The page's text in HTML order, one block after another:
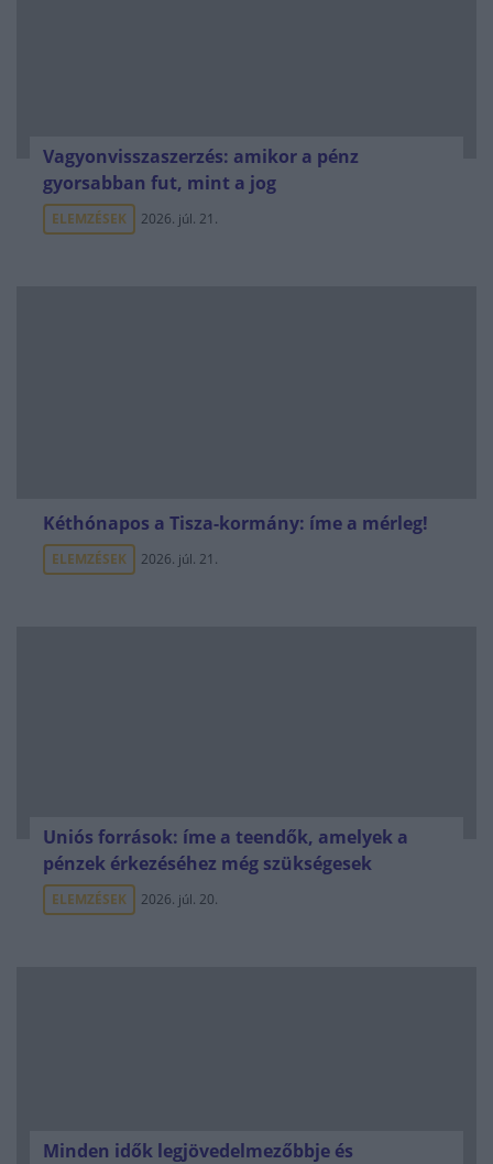
Vagyonvisszaszerzés: amikor a pénz
gyorsabban fut, mint a jog
ELEMZÉSEK 2026. júl. 21.
Kéthónapos a Tisza-kormány: íme a mérleg!
ELEMZÉSEK 2026. júl. 21.
Uniós források: íme a teendők, amelyek a
pénzek érkezéséhez még szükségesek
ELEMZÉSEK 2026. júl. 20.
Minden idők legjövedelmezőbbje és